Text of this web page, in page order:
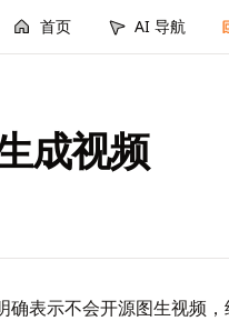
首页 AI 导航
成视频
表示不会开源图生视频，